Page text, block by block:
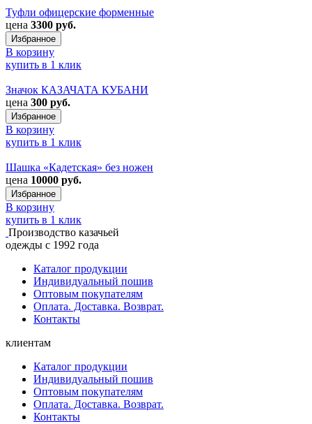
Туфли офицерские форменные
цена 3300 руб.
Избранное
В корзину
купить в 1 клик
Значок КАЗАЧАТА КУБАНИ
цена 300 руб.
Избранное
В корзину
купить в 1 клик
Шашка «Кадетская» без ножен
цена 10000 руб.
Избранное
В корзину
купить в 1 клик
Производство казачьей
одежды с 1992 года
Каталог продукции
Индивидуальный пошив
Оптовым покупателям
Оплата. Доставка. Возврат.
Контакты
клиентам
Каталог продукции
Индивидуальный пошив
Оптовым покупателям
Оплата. Доставка. Возврат.
Контакты